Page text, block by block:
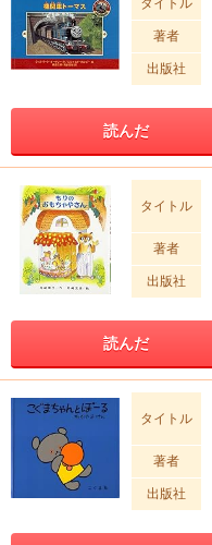
著者
出版社
読んだ
タイトル
著者
出版社
読んだ
タイトル
著者
出版社